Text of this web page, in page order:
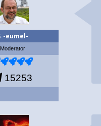
-eumel-
Moderator
15253